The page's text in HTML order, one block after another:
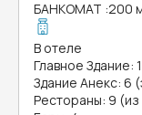
БАНКОМАТ :200
В отеле
Главное Здание:
Здание Анекс: 6
Рестораны: 9